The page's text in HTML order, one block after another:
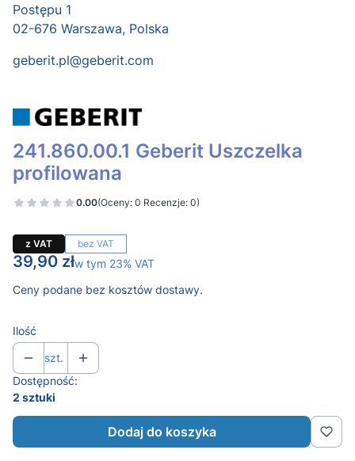
Postępu 1
02-676 Warszawa, Polska
geberit.pl@geberit.com
241.860.00.1 Geberit Uszczelka
profilowana
0.00(Oceny: 0 Recenzje: 0)
z VAT bez VAT
Cena
39,90 złw tym 23% VAT
w tym 23% VAT
Ceny podane bez kosztów dostawy.
Ilość
szt.
Dostępność:
2 sztuki
Dodaj do koszyka